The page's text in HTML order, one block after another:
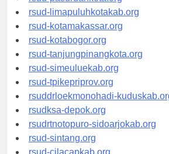
rsud-pasuruankota.org
rsud-limapuluhkotakab.org
rsud-kotamakassar.org
rsud-kotabogor.org
rsud-tanjungpinangkota.org
rsud-simeuluekab.org
rsud-tpikepriprov.org
rsuddrloekmonohadi-kuduskab.org
rsudksa-depok.org
rsudrtnotopuro-sidoarjokab.org
rsud-sintang.org